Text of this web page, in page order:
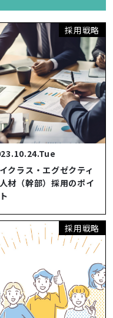
採用戦略
クラス・エグゼクティ
材（幹部）採用のポイ
採用戦略